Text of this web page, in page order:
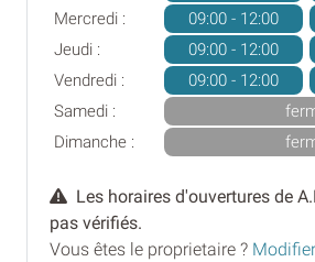
Mercredi :
09:00 - 12:00
Jeudi :
09:00 - 12:00
Vendredi :
09:00 - 12:00
Samedi :
Dimanche :
Les horaires d'ouvertures de
pas vérifiés.
Vous êtes le proprietaire ?